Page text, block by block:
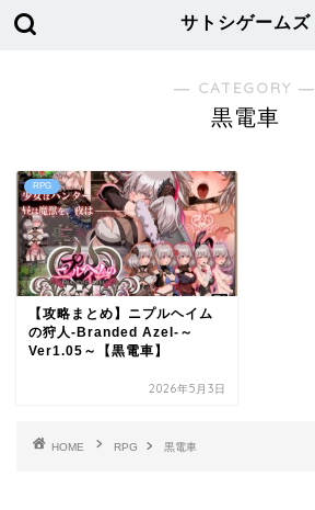
サトシゲームズ
― CATEGORY ―
黒電車
RPG
【攻略まとめ】ニプルヘイム
の狩人-Branded Azel-～
Ver1.05～【黒電車】
2026年5月3日
HOME RPG 黒電車